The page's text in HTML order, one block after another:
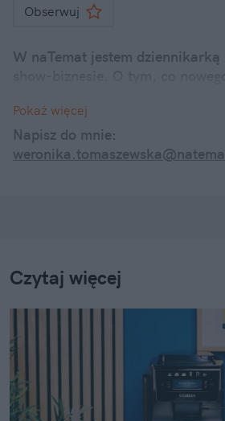
Obserwuj
W naTemat jestem
Internetowe dramy,
także ciekawostki z życia
twarzy – śledzę je wszystkie i
Pokaż więcej
Napisz do mnie:
Czytaj więcej